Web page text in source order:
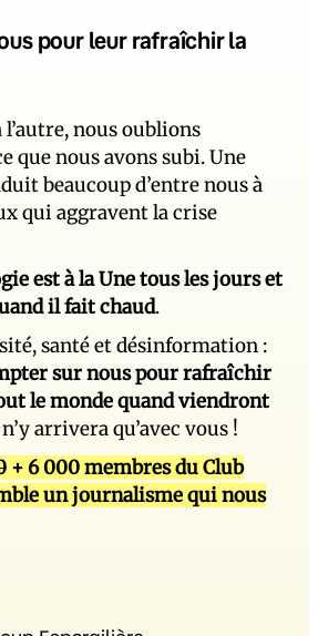
pour leur rafraîchir la
l’autre, nous oublions
que nous avons subi. Une
beaucoup d’entre nous à
qui aggravent la crise
est à la Une tous les jours et
il fait chaud.
santé et désinformation :
sur nous pour rafraîchir
le monde quand viendront
arrivera qu’avec vous !
+ 6 000 membres du Club
un journalisme qui nous